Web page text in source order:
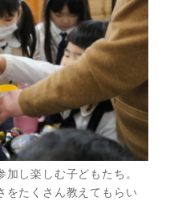
し楽しむ子どもたち。
をたくさん教えてもらい